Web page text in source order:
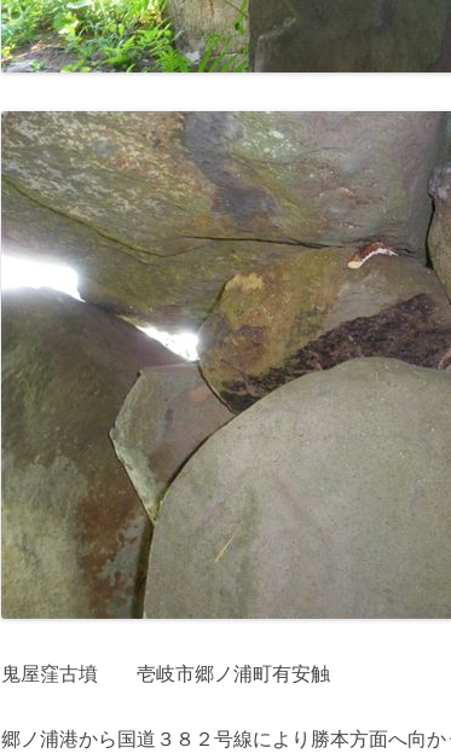
鬼屋窪古墳 壱岐市郷ノ浦町有安触
郷ノ浦港から国道３８２号線により勝本方面へ向